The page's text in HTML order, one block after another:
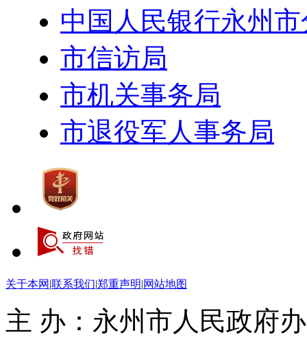
中国人民银行永州
市信访局
市机关事务局
市退役军人事务局
关于本网 |联系我们|郑重声明|网站地图
主 办：永州市人民政府